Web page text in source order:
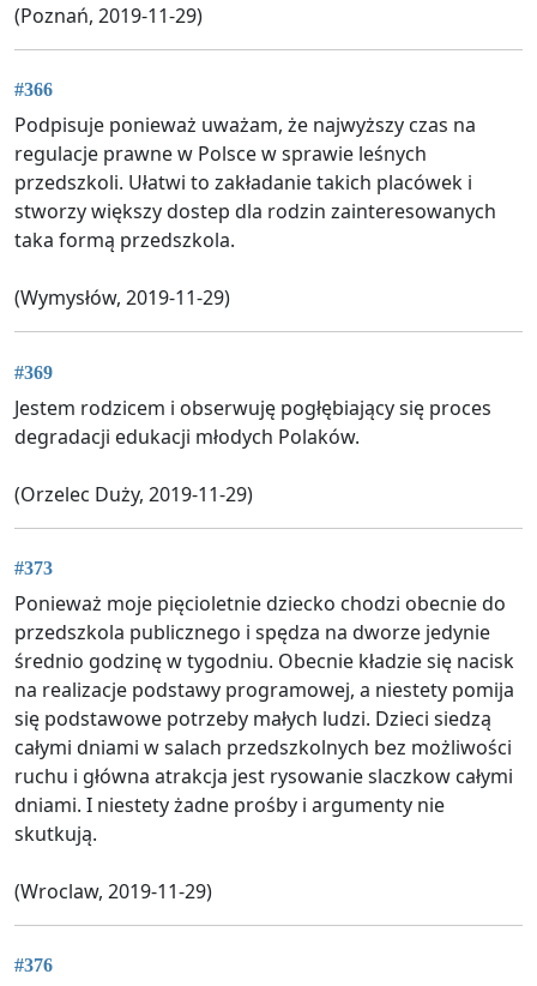
(Poznań, 2019-11-29)
#366
Podpisuje ponieważ uważam, że najwyższy czas na
regulacje prawne w Polsce w sprawie leśnych
przedszkoli. Ułatwi to zakładanie takich placówek i
stworzy większy dostep dla rodzin zainteresowanych
taka formą przedszkola.
(Wymysłów, 2019-11-29)
#369
Jestem rodzicem i obserwuję pogłębiający się proces
degradacji edukacji młodych Polaków.
(Orzelec Duży, 2019-11-29)
#373
Ponieważ moje pięcioletnie dziecko chodzi obecnie do
przedszkola publicznego i spędza na dworze jedynie
średnio godzinę w tygodniu. Obecnie kładzie się nacisk
na realizacje podstawy programowej, a niestety pomija
się podstawowe potrzeby małych ludzi. Dzieci siedzą
całymi dniami w salach przedszkolnych bez możliwości
ruchu i główna atrakcja jest rysowanie slaczkow całymi
dniami. I niestety żadne prośby i argumenty nie
skutkują.
(Wroclaw, 2019-11-29)
#376